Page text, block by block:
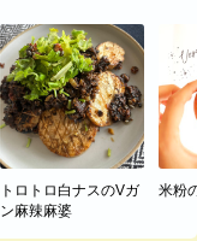
トロトロ白ナスのVガ
ン麻辣麻婆
米粉